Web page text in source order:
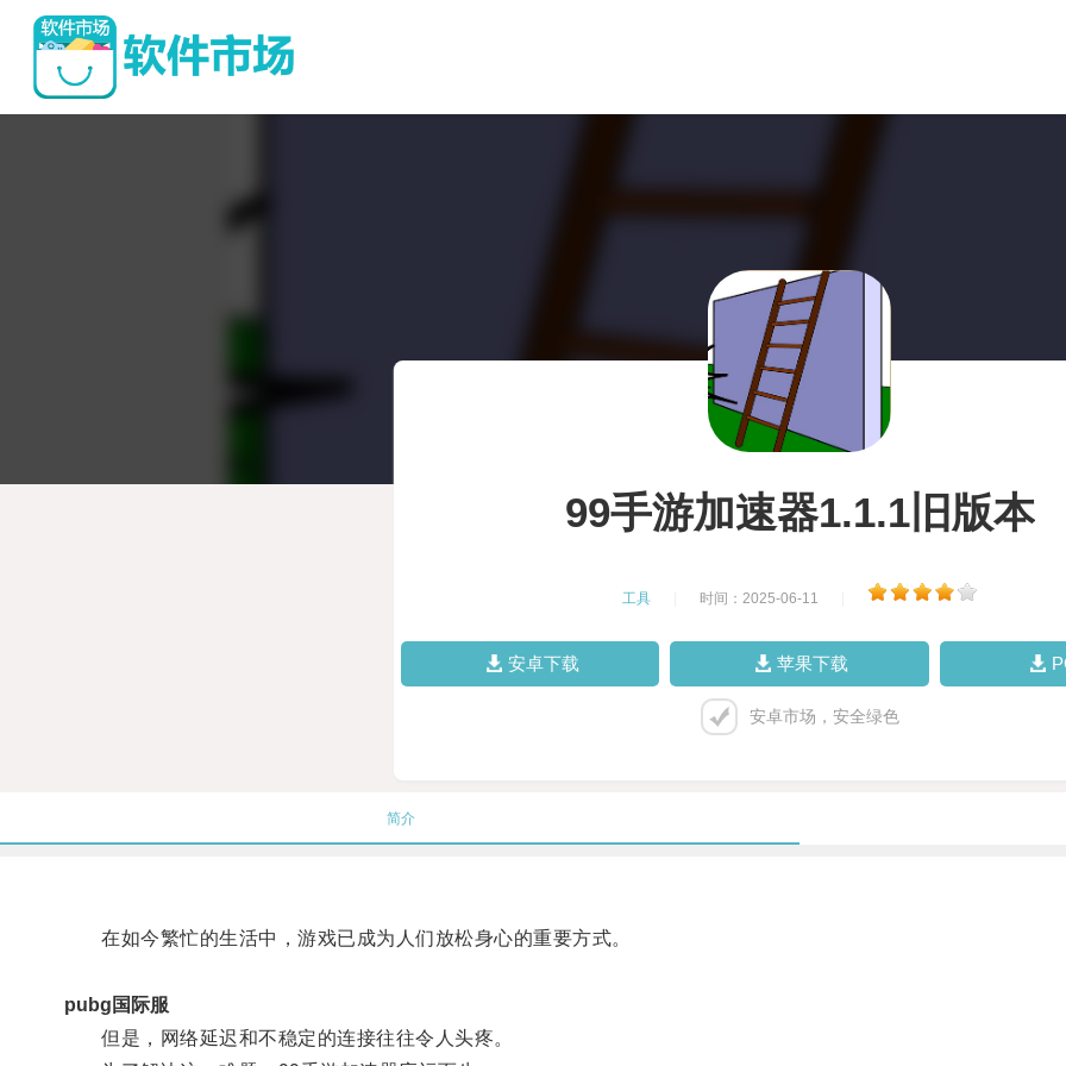
99手游加速器1.1.1旧版本
工具 时间：2025-06-11
安卓下载 苹果下载
安卓市场，安全绿色
简介
在如今繁忙的生活中，游戏已成为人们放松身心的重要方式。
pubg国际服
但是，网络延迟和不稳定的连接往往令人头疼。